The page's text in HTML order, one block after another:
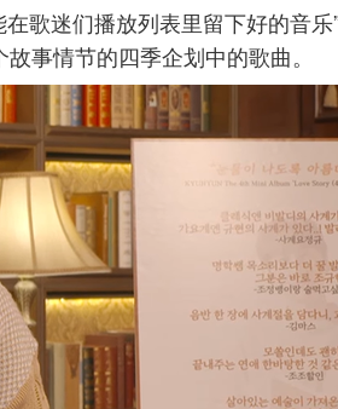
歌迷们播放列表里留下好的音乐
事情节的四季企划中的歌曲。